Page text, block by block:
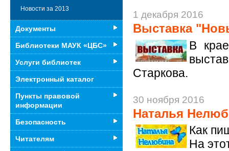
1 декабря 2016
Выставка
В
Старкова.
30 ноября 2016
Наталья
Как
На
Новости за 2013
Документы
Библиотеки МАУК «ЦБС»
Услуги библиотек
Электронный каталог
Пункты правовой
информации
Безопасность
Читателям